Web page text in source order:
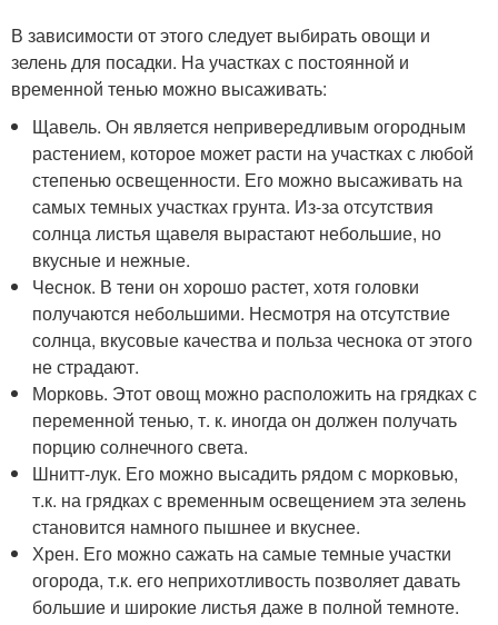
В зависимости от этого следует выбирать овощи и
зелень для посадки. На участках с постоянной и
временной тенью можно высаживать:
Щавель. Он является непривередливым огородным
растением, которое может расти на участках с любой
степенью освещенности. Его можно высаживать на
самых темных участках грунта. Из-за отсутствия
солнца листья щавеля вырастают небольшие, но
вкусные и нежные.
Чеснок. В тени он хорошо растет, хотя головки
получаются небольшими. Несмотря на отсутствие
солнца, вкусовые качества и польза чеснока от этого
не страдают.
Морковь. Этот овощ можно расположить на грядках с
переменной тенью, т. к. иногда он должен получать
порцию солнечного света.
Шнитт-лук. Его можно высадить рядом с морковью,
т.к. на грядках с временным освещением эта зелень
становится намного пышнее и вкуснее.
Хрен. Его можно сажать на самые темные участки
огорода, т.к. его неприхотливость позволяет давать
большие и широкие листья даже в полной темноте.